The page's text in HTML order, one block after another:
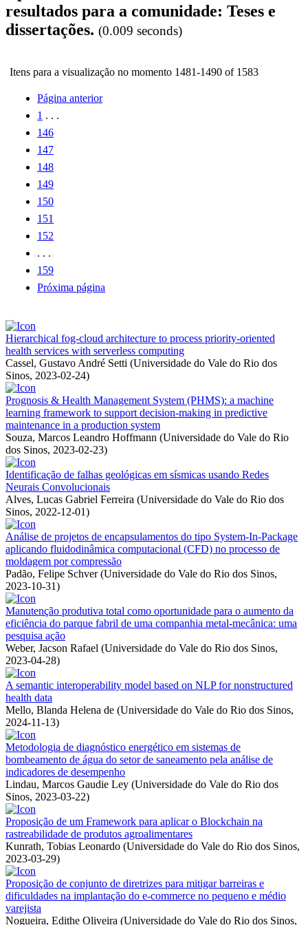
resultados para a comunidade: Teses e
dissertações. (0.009 seconds)
Itens para a visualização no momento 1481-1490 of 1583
Página anterior
1 . . .
146
147
148
149
150
151
152
. . .
159
Próxima página
Hierarchical fog-cloud architecture to process priority-oriented
health services with serverless computing
Cassel, Gustavo André Setti (Universidade do Vale do Rio dos
Sinos, 2023-02-24)
Prognosis & Health Management System (PHMS): a machine
learning framework to support decision-making in predictive
maintenance in a production system
Souza, Marcos Leandro Hoffmann (Universidade do Vale do Rio
dos Sinos, 2023-02-23)
Identificação de falhas geológicas em sísmicas usando Redes
Neurais Convolucionais
Alves, Lucas Gabriel Ferreira (Universidade do Vale do Rio dos
Sinos, 2022-12-01)
Análise de projetos de encapsulamentos do tipo System-In-Package
aplicando fluidodinâmica computacional (CFD) no processo de
moldagem por compressão
Padão, Felipe Schver (Universidade do Vale do Rio dos Sinos,
2023-10-31)
Manutenção produtiva total como oportunidade para o aumento da
eficiência do parque fabril de uma companhia metal-mecânica: uma
pesquisa ação
Weber, Jacson Rafael (Universidade do Vale do Rio dos Sinos,
2023-04-28)
A semantic interoperability model based on NLP for nonstructured
health data
Mello, Blanda Helena de (Universidade do Vale do Rio dos Sinos,
2024-11-13)
Metodologia de diagnóstico energético em sistemas de
bombeamento de água do setor de saneamento pela análise de
indicadores de desempenho
Lindau, Marcos Gaudie Ley (Universidade do Vale do Rio dos
Sinos, 2023-03-22)
Proposição de um Framework para aplicar o Blockchain na
rastreabilidade de produtos agroalimentares
Kunrath, Tobias Leonardo (Universidade do Vale do Rio dos Sinos,
2023-03-29)
Proposição de conjunto de diretrizes para mitigar barreiras e
dificuldades na implantação do e-commerce no pequeno e médio
varejista
Nogueira, Edithe Oliveira (Universidade do Vale do Rio dos Sinos,